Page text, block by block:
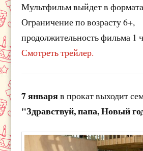
Мультфильм выйдет в
Ограничение по возрасту 6+,
продолжительность фильма 1
Смотреть трейлер.
7 январяв прокат выходит
"Здравствуй, папа, Новый